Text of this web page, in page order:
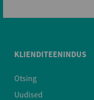
KLIENDITEENINDUS
Otsing
Uudised